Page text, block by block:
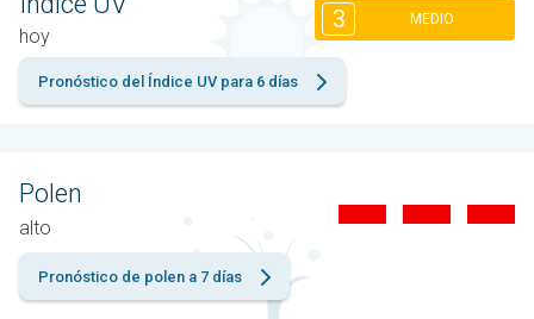
hoy
3 MEDIO
Pronóstico del Índice UV para 6 días
Polen
alto
Pronóstico de polen a 7 días